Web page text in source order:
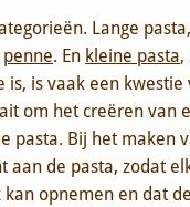
Lange
penne. En kleine pasta,
is vaak een
om het creëren van
pasta. Bij het maken
aan de pasta, zodat
opnemen en dat